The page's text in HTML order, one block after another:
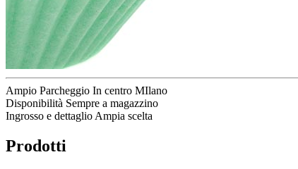
Ampio Parcheggio In centro MIlano
Disponibilità Sempre a magazzino
Ingrosso e dettaglio Ampia scelta
Prodotti